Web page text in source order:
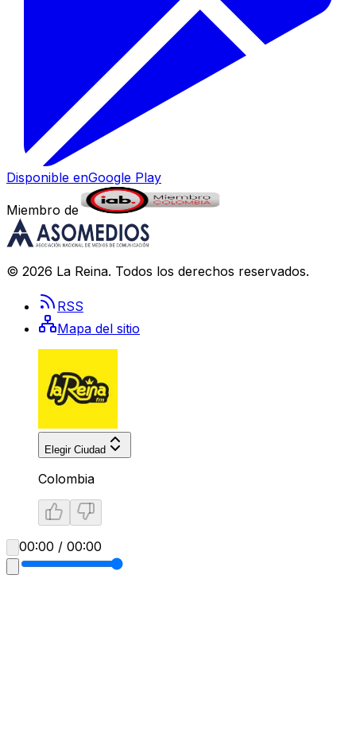
Disponible enGoogle Play
Miembro de
© 2026 La Reina. Todos los derechos reservados.
RSS
Mapa del sitio
Elegir Ciudad
Colombia
00:00 / 00:00